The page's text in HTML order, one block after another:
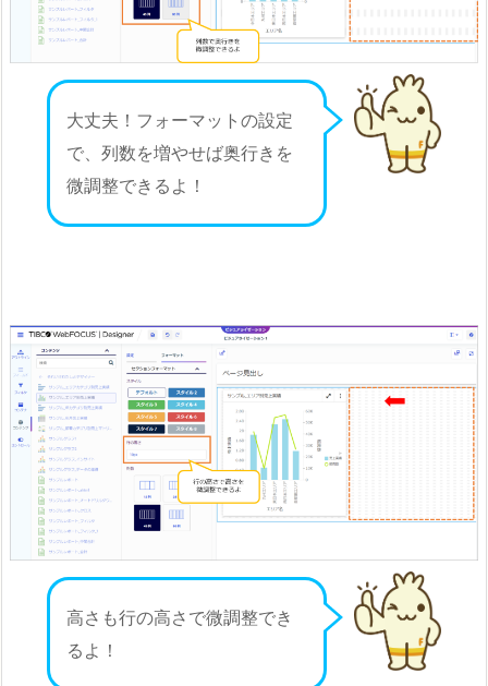
大丈夫！フォーマットの設定
で、列数を増やせば奥行きを
微調整できるよ！
高さも行の高さで微調整でき
るよ！